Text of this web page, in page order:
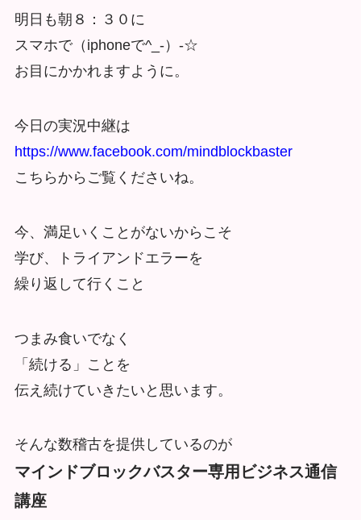
明日も朝８：３０に
スマホで（iphoneで^_-）-☆
お目にかかれますように。
今日の実況中継は
https://www.facebook.com/mindblockbaster
こちらからご覧くださいね。
今、満足いくことがないからこそ
学び、トライアンドエラーを
繰り返して行くこと
つまみ食いでなく
「続ける」ことを
伝え続けていきたいと思います。
そんな数稽古を提供しているのが
マインドブロックバスター専用ビジネス通信
講座